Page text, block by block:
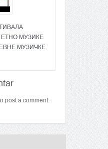
МУЗИКЕ
МУЗИЧКЕ
post a comment.